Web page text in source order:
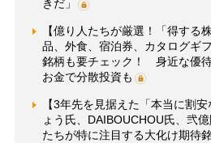
きだ」
【億り人たちが厳選！「得する
品、外食、宿泊券、カタログギ
銘柄も要チェック！ 身近な優
お金で分散投資も
【3年先を見据えた「本当に割
ょう氏、DAIBOUCHOU氏、弐
たちが特に注目する大化け期待